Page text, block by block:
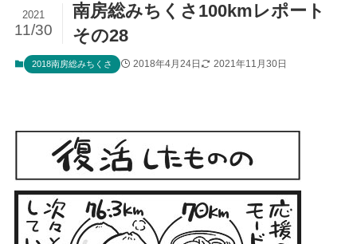
南房総みちくさ100kmレポート
その28
2021
11/30
2018南房総みちくさ 2018年4月24日 2021年11月30日